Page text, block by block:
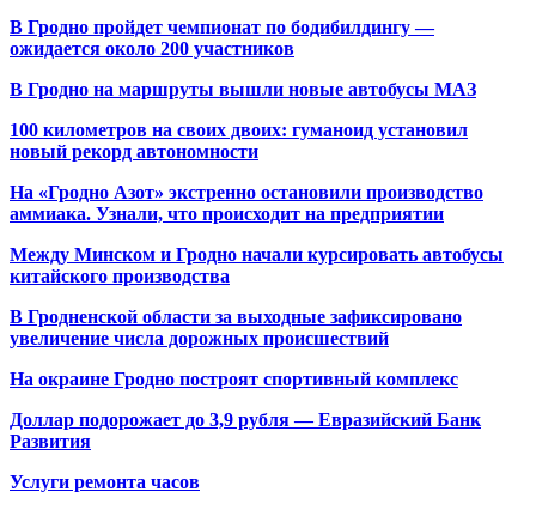
В Гродно пройдет чемпионат по бодибилдингу —
ожидается около 200 участников
В Гродно на маршруты вышли новые автобусы МАЗ
100 километров на своих двоих: гуманоид установил
новый рекорд автономности
На «Гродно Азот» экстренно остановили производство
аммиака. Узнали, что происходит на предприятии
Между Минском и Гродно начали курсировать автобусы
китайского производства
В Гродненской области за выходные зафиксировано
увеличение числа дорожных происшествий
На окраине Гродно построят спортивный комплекс
Доллар подорожает до 3,9 рубля — Евразийский Банк
Развития
Услуги ремонта часов